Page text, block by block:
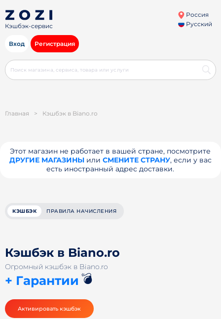
Кэшбэк-сервис
Россия
Русский
Вход Регистрация
Главная > Кэшбэк в Biano.ro
Этот магазин не работает в вашей стране, посмотрите
ДРУГИЕ МАГАЗИНЫили СМЕНИТЕ СТРАНУ, если у вас
есть иностранный адрес доставки.
КЭШБЭК ПРАВИЛА НАЧИСЛЕНИЯ
Кэшбэк в Biano.ro
Огромный кэшбэк в Biano.ro
+ Гарантии 💣
Активировать кэшбэк